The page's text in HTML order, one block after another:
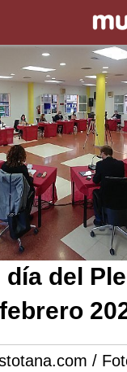
día del
/